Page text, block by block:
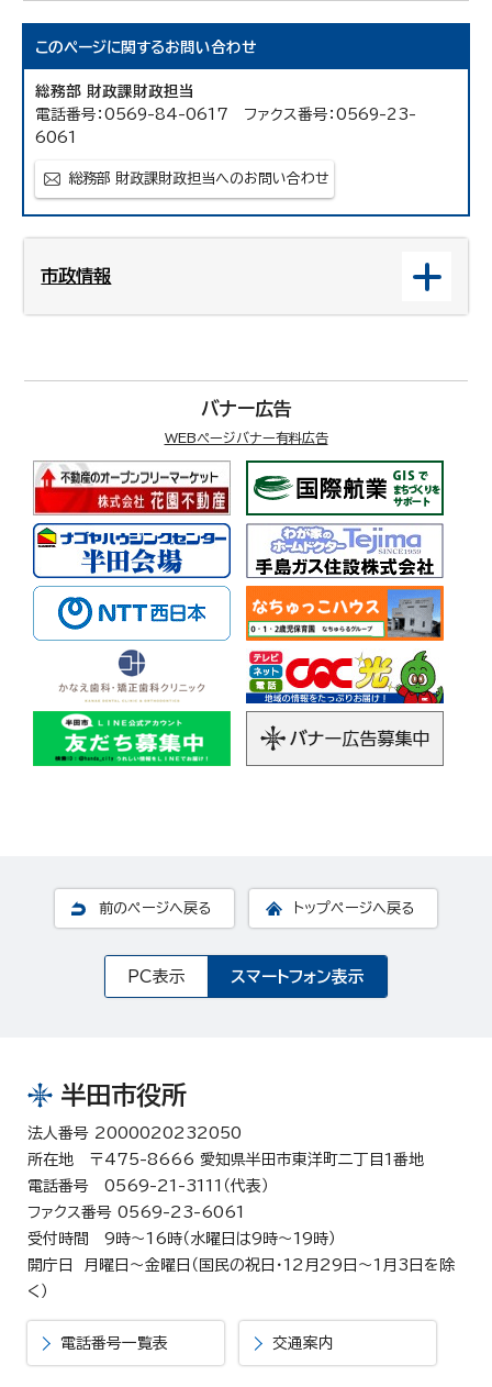
このページに関するお問い合わせ
総務部 財政課財政担当
電話番号：0569-84-0617 ファクス番号：0569-23-
6061
総務部 財政課財政担当へのお問い合わせ
市政情報
バナー広告
WEBページバナー有料広告
前のページへ戻る トップページへ戻る
PC表示 スマートフォン表示
半田市役所
法人番号 2000020232050
所在地 〒475-8666 愛知県半田市東洋町二丁目1番地
電話番号 0569-21-3111（代表）
ファクス番号 0569-23-6061
受付時間 9時～16時（水曜日は9時～19時）
開庁日 月曜日～金曜日（国民の祝日・12月29日～1月3日を除
く）
電話番号一覧表 交通案内